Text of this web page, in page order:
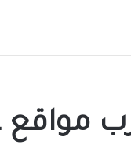
مواقع